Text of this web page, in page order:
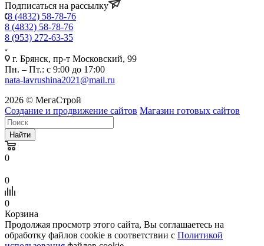
Подписаться на рассылку
8 (4832) 58-78-76
8 (4832) 58-78-76
8 (953) 272-63-35
г. Брянск, пр-т Московский, 99
Пн. – Пт.: с 9:00 до 17:00
nata-lavrushina2021@mail.ru
2026 © МегаСтрой
Создание и продвижение сайтов Магазин готовых сайтов
Найти
0
0
0
Корзина
Продолжая просмотр этого сайта, Вы соглашаетесь на
обработку файлов cookie в соответствии с Политикой